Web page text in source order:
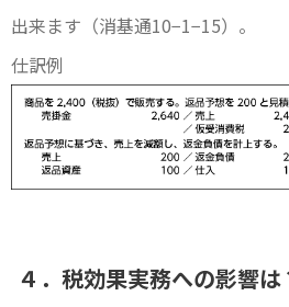
出来ます（消基通10−1−15）。
仕訳例
４．税効果実務への影響は